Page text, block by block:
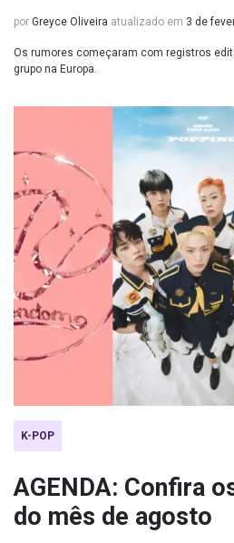
por Greyce Oliveira atualizado em 3 de
Os rumores começaram com registros
grupo na Europa.
K-POP
AGENDA: Confira
do mês de agosto